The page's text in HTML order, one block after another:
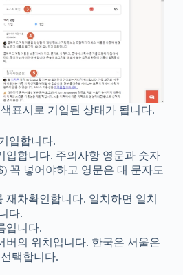
표시로 기입된 상태가 됩니다.
입합니다.
입합니다. 주의사항 영문과 숫자
꼭 넣어야하고 영문은 대 문자도
재차확인합니다. 일치하면 일치
다.
입니다.
버의 위치입니다. 한국은 서울은
택합니다.